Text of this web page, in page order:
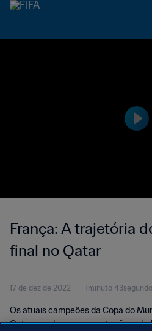
França: A trajetória
final no Qatar
17 de dez de 2022 1minuto 43segundo
Os atuais campeões da Copa do
Qatar com boas apresentações e